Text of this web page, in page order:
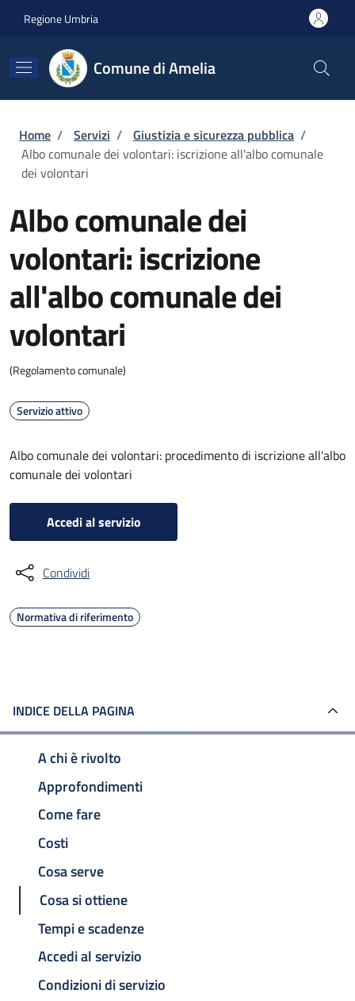
Regione Umbria
Comune di Amelia
Briciole di pane
Home / Servizi / Giustizia e sicurezza pubblica /
Albo comunale dei volontari: iscrizione all'albo comunale
dei volontari
Albo comunale dei
volontari: iscrizione
all'albo comunale dei
volontari
(Regolamento comunale)
Servizio attivo
Albo comunale dei volontari: procedimento di iscrizione all'albo
comunale dei volontari
Accedi al servizio
Condividi
Normativa di riferimento
INDICE DELLA PAGINA
A chi è rivolto
Approfondimenti
Come fare
Costi
Cosa serve
Cosa si ottiene
Tempi e scadenze
Accedi al servizio
Condizioni di servizio